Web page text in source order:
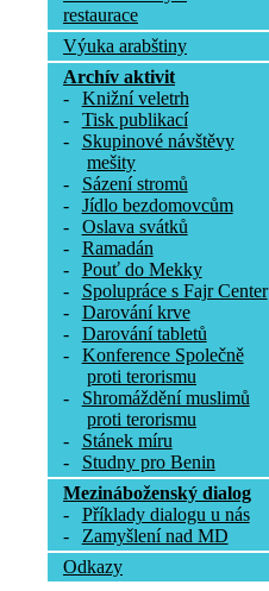
restaurace
Výuka arabštiny
Archív aktivit
-
Knižní veletrh
-
Tisk publikací
-
Skupinové návštěvy
mešity
-
Sázení stromů
-
Jídlo bezdomovcům
-
Oslava svátků
-
Ramadán
-
Pouť do Mekky
-
Spolupráce s Fajr Center
-
Darování krve
-
Darování tabletů
-
Konference Společně
proti terorismu
-
Shromáždění muslimů
proti terorismu
-
Stánek míru
-
Studny pro Benin
Mezináboženský dialog
-
Příklady dialogu u nás
-
Zamyšlení nad MD
Odkazy